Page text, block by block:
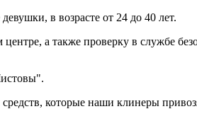
в возрасте от 24 до 40 лет.
а также проверку в службе
которые наши клинеры